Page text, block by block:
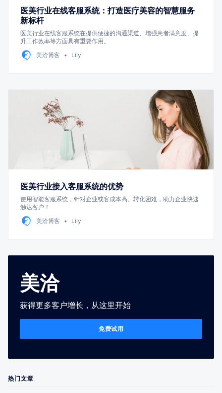
医美行业在线客服系统：打造医疗美容的智慧服务
新标杆
医美行业在线客服系统在提供便捷的沟通渠道、增强患者满意度、提
升工作效率等方面具有重要作用。
美洽博客
Lily
医美行业接入客服系统的优势
使用智能客服系统，针对企业或客成本高、转化困难，助力企业快速
触达客户！
美洽博客
Lily
美洽
获得更多客户增长，从这里开始
免费试用
热门文章